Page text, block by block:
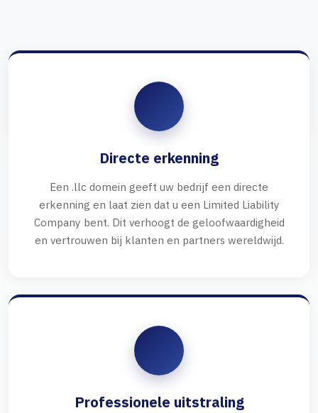
Directe erkenning
Een .llc domein geeft uw bedrijf een directe
erkenning en laat zien dat u een Limited Liability
Company bent. Dit verhoogt de geloofwaardigheid
en vertrouwen bij klanten en partners wereldwijd.
Professionele uitstraling